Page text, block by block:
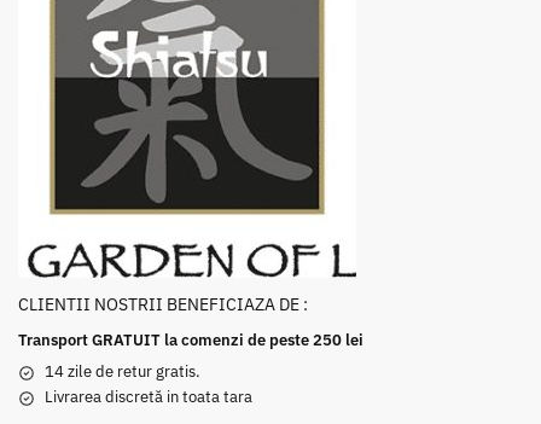
CLIENTII NOSTRII BENEFICIAZA DE :
Transport GRATUIT la comenzi de peste 250 lei
14 zile de retur gratis.
Livrarea discretă in toata tara